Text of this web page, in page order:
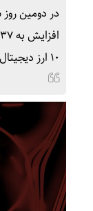
۱۰ ارز دیجیتال برتر به ثبت رساند.